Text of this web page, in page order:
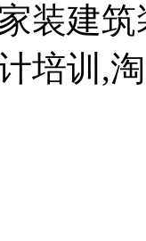
装建
培训,